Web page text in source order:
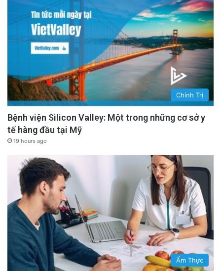
Chính Trị
Bệnh viện Silicon Valley: Một trong những cơ sở y
tế hàng đầu tại Mỹ
19 hours ago
Ẩm Thực